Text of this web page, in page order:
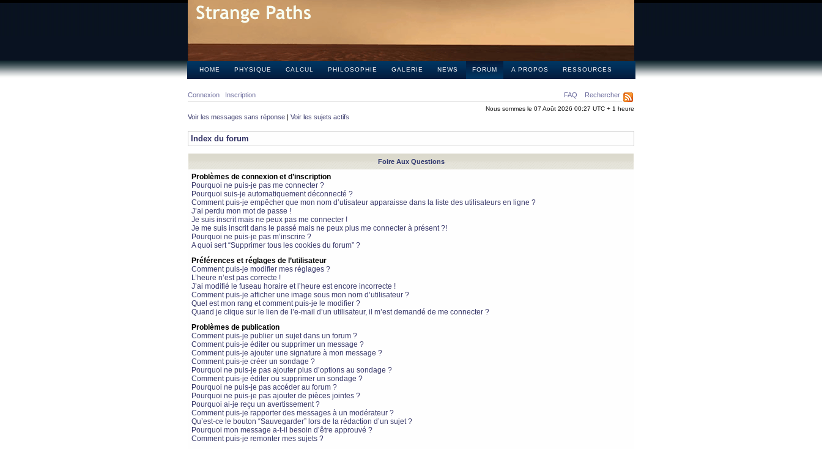
HOME PHYSIQUE CALCUL PHILOSOPHIE GALERIE NEWS FORUM A PROPOS RESSOURCES
FAQ Rechercher
Connexion Inscription
Nous sommes le 07 Août 2026 00:27 UTC + 1 heure
Voir les messages sans réponse | Voir les sujets actifs
Index du forum
Foire Aux Questions
Problèmes de connexion et d’inscription
Pourquoi ne puis-je pas me connecter ?
Pourquoi suis-je automatiquement déconnecté ?
Comment puis-je empêcher que mon nom d’utisateur apparaisse dans la liste des utilisateurs en ligne ?
J’ai perdu mon mot de passe !
Je suis inscrit mais ne peux pas me connecter !
Je me suis inscrit dans le passé mais ne peux plus me connecter à présent ?!
Pourquoi ne puis-je pas m’inscrire ?
A quoi sert “Supprimer tous les cookies du forum” ?
Préférences et réglages de l’utilisateur
Comment puis-je modifier mes réglages ?
L’heure n’est pas correcte !
J’ai modifié le fuseau horaire et l’heure est encore incorrecte !
Comment puis-je afficher une image sous mon nom d’utilisateur ?
Quel est mon rang et comment puis-je le modifier ?
Quand je clique sur le lien de l’e-mail d’un utilisateur, il m’est demandé de me connecter ?
Problèmes de publication
Comment puis-je publier un sujet dans un forum ?
Comment puis-je éditer ou supprimer un message ?
Comment puis-je ajouter une signature à mon message ?
Comment puis-je créer un sondage ?
Pourquoi ne puis-je pas ajouter plus d’options au sondage ?
Comment puis-je éditer ou supprimer un sondage ?
Pourquoi ne puis-je pas accéder au forum ?
Pourquoi ne puis-je pas ajouter de pièces jointes ?
Pourquoi ai-je reçu un avertissement ?
Comment puis-je rapporter des messages à un modérateur ?
Qu’est-ce le bouton “Sauvegarder” lors de la rédaction d’un sujet ?
Pourquoi mon message a-t-il besoin d’être approuvé ?
Comment puis-je remonter mes sujets ?